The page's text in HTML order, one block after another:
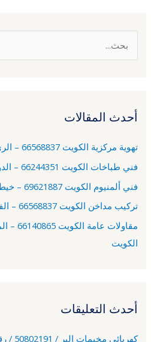
ث
ن
:
أحدث المقالات
تهوية مركزية الكويت 66568837 – الري – شركة تهوية مركزية
فني طباخات الكويت 66244351 – الدوحة – فني تصليح طباخات
فني ألمنيوم الكويت 69621887 – خيطان – فني المنيوم
تركيب مداخن الكويت 66568837 – الفنيطيس – تركيب شفاطات
الكويت
أحدث التعليقات